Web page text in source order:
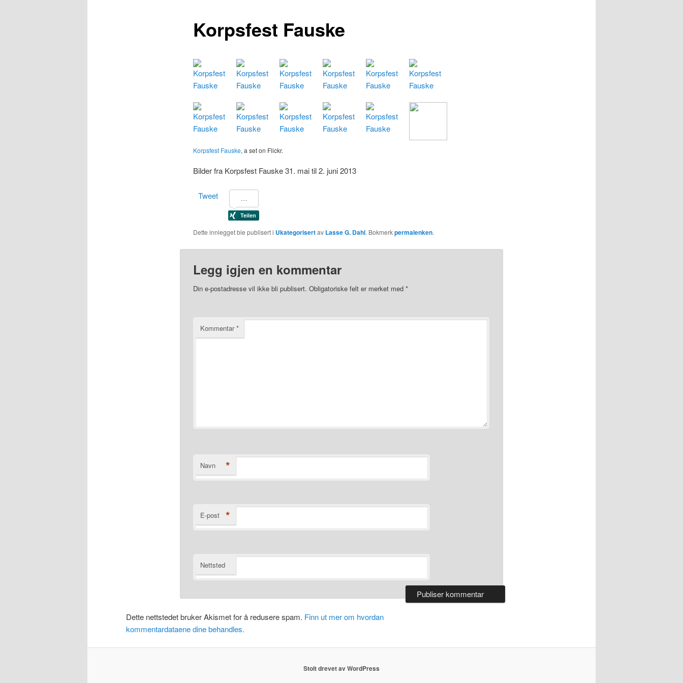
Korpsfest Fauske
Korpsfest Fauske, a set on Flickr.
Bilder fra Korpsfest Fauske 31. mai til 2. juni 2013
Tweet
Dette innlegget ble publisert i Ukategorisertav Lasse G. Dahl. Bokmerkpermalenken.
Legg igjen en kommentar
Din e-postadresse vil ikke bli publisert. Obligatoriske felt er merket med *
Kommentar*
Navn *
E-post *
Nettsted
Dette nettstedet bruker Akismet for å redusere spam. Finn ut mer om hvordan
kommentardataene dine behandles.
Stolt drevet av WordPress